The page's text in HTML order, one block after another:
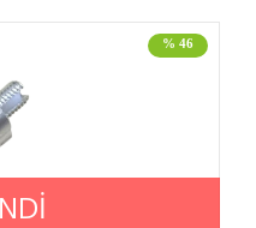
% 46